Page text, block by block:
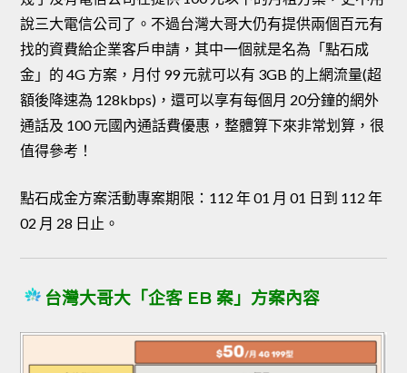
說三大電信公司了。不過台灣大哥大仍有提供兩個百元有
找的資費給企業客戶申請，其中一個就是名為「點石成
金」的 4G 方案，月付 99 元就可以有 3GB 的上網流量(超
額後降速為 128kbps)，還可以享有每個月 20分鐘的網外
通話及 100 元國內通話費優惠，整體算下來非常划算，很
值得參考！
點石成金方案活動專案期限：112 年 01 月 01 日到 112 年
02 月 28 日止。
台灣大哥大「企客 EB 案」方案內容